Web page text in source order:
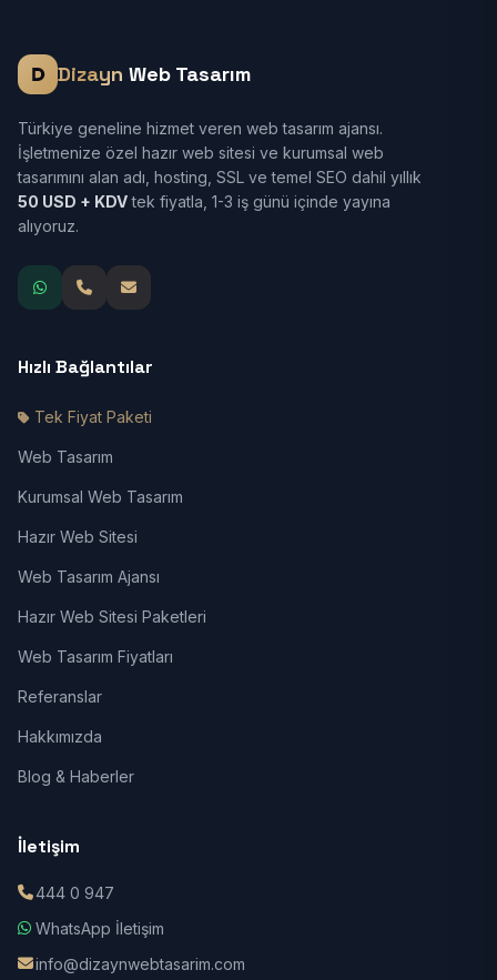
Dizayn Web Tasarım
Türkiye geneline hizmet veren web tasarım ajansı.
İşletmenize özel hazır web sitesi ve kurumsal web
tasarımını alan adı, hosting, SSL ve temel SEO dahil yıllık
50 USD + KDVtek fiyatla, 1-3 iş günü içinde yayına
alıyoruz.
Hızlı Bağlantılar
Tek Fiyat Paketi
Web Tasarım
Kurumsal Web Tasarım
Hazır Web Sitesi
Web Tasarım Ajansı
Hazır Web Sitesi Paketleri
Web Tasarım Fiyatları
Referanslar
Hakkımızda
Blog & Haberler
İletişim
444 0 947
WhatsApp İletişim
info@dizaynwebtasarim.com